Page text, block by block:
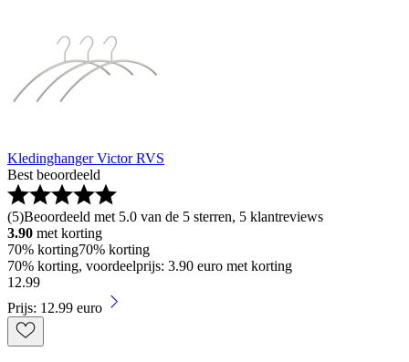
Kledinghanger Victor RVS
Best beoordeeld
(5)Beoordeeld met 5.0 van de 5 sterren, 5 klantreviews
3.90 met korting
70% korting70% korting
70% korting, voordeelprijs: 3.90 euro met korting
12.99
Prijs: 12.99 euro